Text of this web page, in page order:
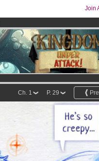
Join
P. 29
Ch. 1